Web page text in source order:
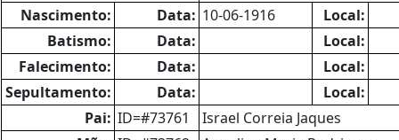
Nascimento:
Data: 10-06-1916
Local:
Batismo:
Data:
Local:
Falecimento:
Data:
Local:
Sepultamento:
Data:
Local:
Pai: ID=#73761
Israel Correia Jaques